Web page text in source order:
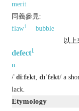
merit
同義參見:
flaw1
bubble
以上
defect1
n.
/ˈdiːfɛkt, dɪˈfɛkt/ a
lack.
Etymology